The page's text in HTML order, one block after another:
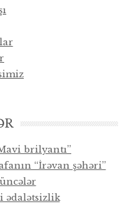
brilyantı”
“İrəvan şəhəri”
ədalətsizlik